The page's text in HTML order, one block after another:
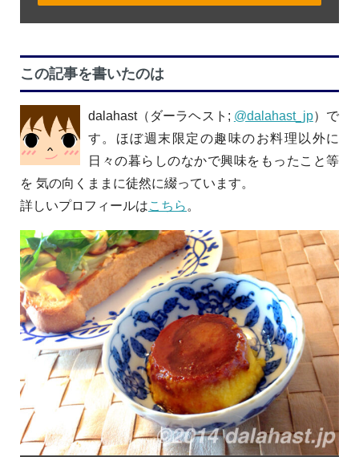
この記事を書いたのは
dalahast（ダーラヘスト; @dalahast_jp）で
す。ほぼ週末限定の趣味のお料理以外に
日々の暮らしのなかで興味をもったこと等
を 気の向くままに徒然に綴っています。
詳しいプロフィールはこちら 。